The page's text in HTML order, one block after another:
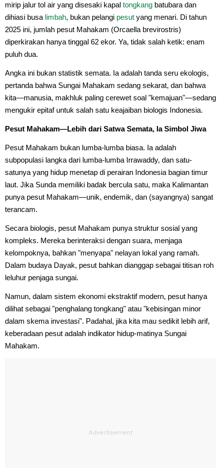
mirip jalur tol air yang disesaki kapal tongkang batubara dan
dihiasi busa limbah, bukan pelangi pesut yang menari. Di tahun
2025 ini, jumlah pesut Mahakam (Orcaella brevirostris)
diperkirakan hanya tinggal 62 ekor. Ya, tidak salah ketik: enam
puluh dua.
Angka ini bukan statistik semata. Ia adalah tanda seru ekologis,
pertanda bahwa Sungai Mahakam sedang sekarat, dan bahwa
kita—manusia, makhluk paling cerewet soal "kemajuan"—sedang
mengukir epitaf untuk salah satu keajaiban biologis Indonesia.
Pesut Mahakam—Lebih dari Satwa Semata, Ia Simbol Jiwa
Pesut Mahakam bukan lumba-lumba biasa. Ia adalah
subpopulasi langka dari lumba-lumba Irrawaddy, dan satu-
satunya yang hidup menetap di perairan Indonesia bagian timur
laut. Jika Sunda memiliki badak bercula satu, maka Kalimantan
punya pesut Mahakam—unik, endemik, dan (sayangnya) sangat
terancam.
Secara biologis, pesut Mahakam punya struktur sosial yang
kompleks. Mereka berinteraksi dengan suara, menjaga
kelompoknya, bahkan "menyapa" nelayan lokal yang ramah.
Dalam budaya Dayak, pesut bahkan dianggap sebagai titisan roh
leluhur penjaga sungai.
Namun, dalam sistem ekonomi ekstraktif modern, pesut hanya
dilihat sebagai "penghalang tongkang" atau "kebisingan minor
dalam skema investasi". Padahal, jika kita mau sedikit lebih arif,
keberadaan pesut adalah indikator hidup-matinya Sungai
Mahakam.